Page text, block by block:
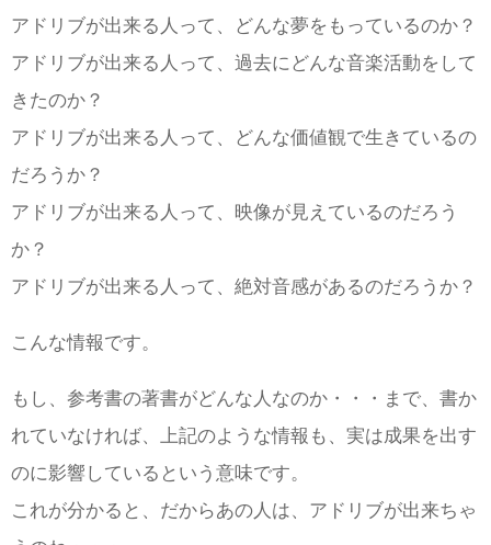
アドリブが出来る人って、どんな夢をもっているのか？
アドリブが出来る人って、過去にどんな音楽活動をして
きたのか？
アドリブが出来る人って、どんな価値観で生きているの
だろうか？
アドリブが出来る人って、映像が見えているのだろう
か？
アドリブが出来る人って、絶対音感があるのだろうか？
こんな情報です。
もし、参考書の著書がどんな人なのか・・・まで、書か
れていなければ、上記のような情報も、実は成果を出す
のに影響しているという意味です。
これが分かると、だからあの人は、アドリブが出来ちゃ